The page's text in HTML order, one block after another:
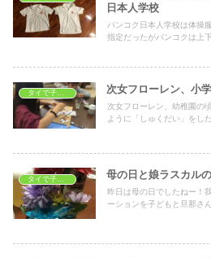
日本人学校
バンコク日本人学校は体操
指定だったがバンコクは上
次女フローレン、小
次女フローレン、幼稚園の
ように「しゅくだい」をし
母の日と娘ラスカル
昨日は母の日でしたねー！
ーションを子どもと旦那さ